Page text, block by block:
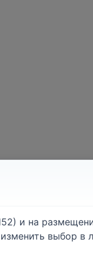
©
и на
выбор в